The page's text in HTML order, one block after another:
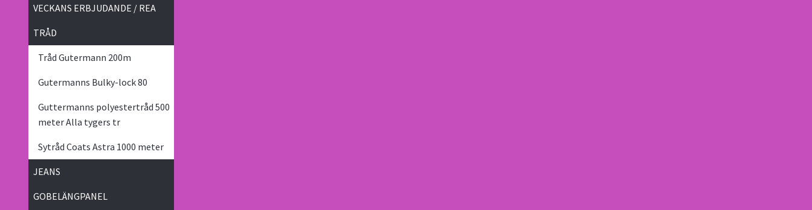
VECKANS ERBJUDANDE / REA
TRÅD
Tråd Gutermann 200m
Gutermanns Bulky-lock 80
Guttermanns polyestertråd 500
meter Alla tygers tr
Sytråd Coats Astra 1000 meter
JEANS
GOBELÄNGPANEL